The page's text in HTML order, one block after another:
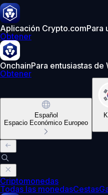
Aplicación Crypto.comPara
Obtener
OnchainPara entusiastas de
Obtener
Español
Espacio Económico Europeo
Criptomonedas
Todas las monedasCestas